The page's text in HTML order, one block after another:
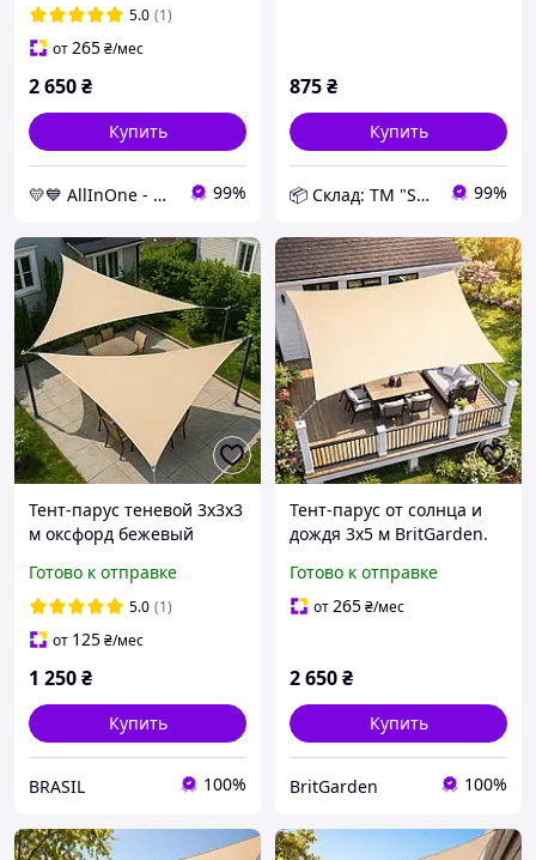
солнца и дождя AllInOne
5.0 (1)
от265₴/мес
2 650₴
Купить
💛💙 AllInOne - находи все необходимое в одном магазине! 99%
875₴
Купить
📦 Склад: ТМ "Shadow" 99%
Тент-парус теневой 3х3х3
м оксфорд бежевый
Тент для навеса, тент от
солнца и дождя :BRASIL:
Готово к отправке
5.0 (1)
от 125₴/мес
1 250₴
Купить
BRASIL 100%
Тент-парус от солнца и
дождя 3х5 м BritGarden.
тент из оксфорда,
бежевый. Тень 95%
Готово к отправке
от265₴/мес
2 650₴
Купить
BritGarden 100%